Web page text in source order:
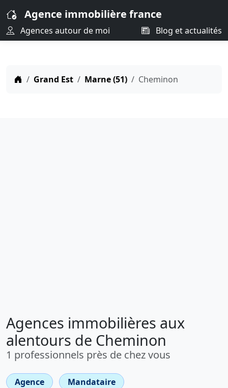
Agence immobilière france
Agences autour de moi Blog et actualités
Grand Est Marne (51) Cheminon
Agences immobilières aux
alentours de Cheminon
1 professionnels près de chez vous
Agence
Mandataire